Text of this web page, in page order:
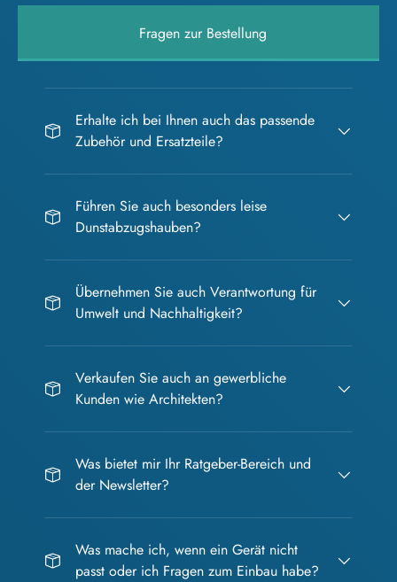
Fragen zur Bestellung
Erhalte ich bei Ihnen auch das passende
Zubehör und Ersatzteile?
Führen Sie auch besonders leise
Dunstabzugshauben?
Übernehmen Sie auch Verantwortung für
Umwelt und Nachhaltigkeit?
Verkaufen Sie auch an gewerbliche
Kunden wie Architekten?
Was bietet mir Ihr Ratgeber-Bereich und
der Newsletter?
Was mache ich, wenn ein Gerät nicht
passt oder ich Fragen zum Einbau habe?